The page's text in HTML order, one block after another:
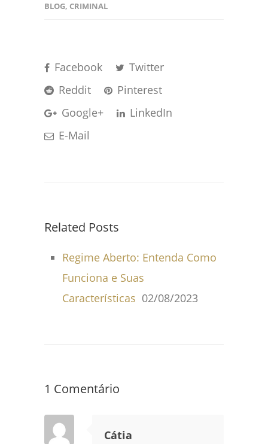
BLOG, CRIMINAL
Facebook
Twitter
Reddit
Pinterest
Google+
LinkedIn
E-Mail
Related Posts
Regime Aberto: Entenda Como
Funciona e Suas
Características 02/08/2023
1 Comentário
Cátia